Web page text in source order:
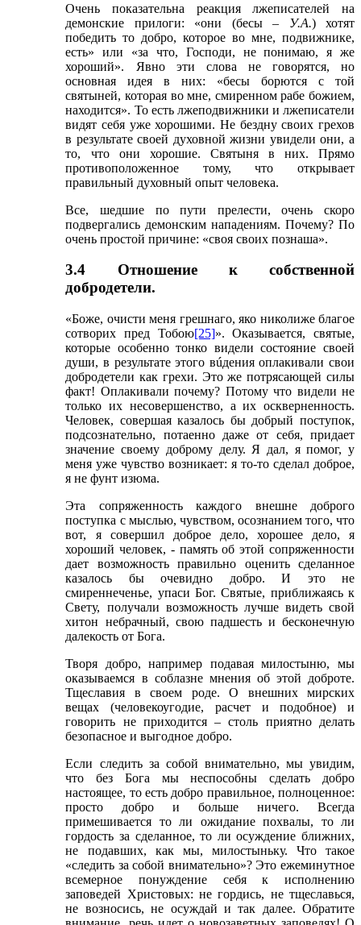
Очень показательна реакция лжеписателей на
демонские прилоги: «они (бесы – У.А.) хотят
победить то добро, которое во мне, подвижнике,
есть» или «за что, Господи, не понимаю, я же
хороший». Явно эти слова не говорятся, но
основная идея в них: «бесы борются с той
святыней, которая во мне, смиренном рабе божием,
находится». То есть лжеподвижники и лжеписатели
видят себя уже хорошими. Не бездну своих грехов
в результате своей духовной жизни увидели они, а
то, что они хорошие. Святыня в них. Прямо
противоположенное тому, что открывает
правильный духовный опыт человека.
Все, шедшие по пути прелести, очень скоро
подвергались демонским нападениям. Почему? По
очень простой причине: «своя своих познаша».
3.4 Отношение к собственной
добродетели.
«Боже, очисти меня грешнаго, яко николиже благое
сотворих пред Тобою[25]». Оказывается, святые,
которые особенно тонко видели состояние своей
души, в результате этого вúдения оплакивали свои
добродетели как грехи. Это же потрясающей силы
факт! Оплакивали почему? Потому что видели не
только их несовершенство, а их оскверненность.
Человек, совершая казалось бы добрый поступок,
подсознательно, потаенно даже от себя, придает
значение своему доброму делу. Я дал, я помог, у
меня уже чувство возникает: я то-то сделал доброе,
я не фунт изюма.
Эта сопряженность каждого внешне доброго
поступка с мыслью, чувством, осознанием того, что
вот, я совершил доброе дело, хорошее дело, я
хороший человек, - память об этой сопряженности
дает возможность правильно оценить сделанное
казалось бы очевидно добро. И это не
смиреннеченье, упаси Бог. Святые, приближаясь к
Свету, получали возможность лучше видеть свой
хитон небрачный, свою падшесть и бесконечную
далекость от Бога.
Творя добро, например подавая милостыню, мы
оказываемся в соблазне мнения об этой доброте.
Тщеславия в своем роде. О внешних мирских
вещах (человекоугодие, расчет и подобное) и
говорить не приходится – столь приятно делать
безопасное и выгодное добро.
Если следить за собой внимательно, мы увидим,
что без Бога мы неспособны сделать добро
настоящее, то есть добро правильное, полноценное:
просто добро и больше ничего. Всегда
примешивается то ли ожидание похвалы, то ли
гордость за сделанное, то ли осуждение ближних,
не подавших, как мы, милостыньку. Что такое
«следить за собой внимательно»? Это ежеминутное
всемерное понуждение себя к исполнению
заповедей Христовых: не гордись, не тщеславься,
не возносись, не осуждай и так далее. Обратите